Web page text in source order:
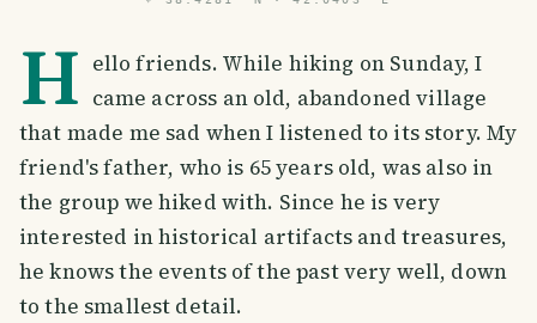
H ello friends. While hiking on Sunday, I
came across an old, abandoned village
that made me sad when I listened to its story. My
friend's father, who is 65 years old, was also in
the group we hiked with. Since he is very
interested in historical artifacts and treasures,
he knows the events of the past very well, down
to the smallest detail.